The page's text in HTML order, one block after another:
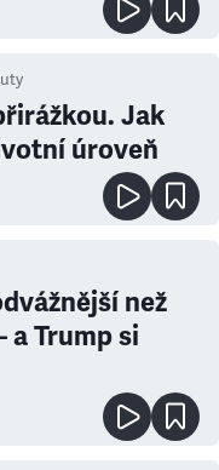
Jak
úroveň
než
Trump si